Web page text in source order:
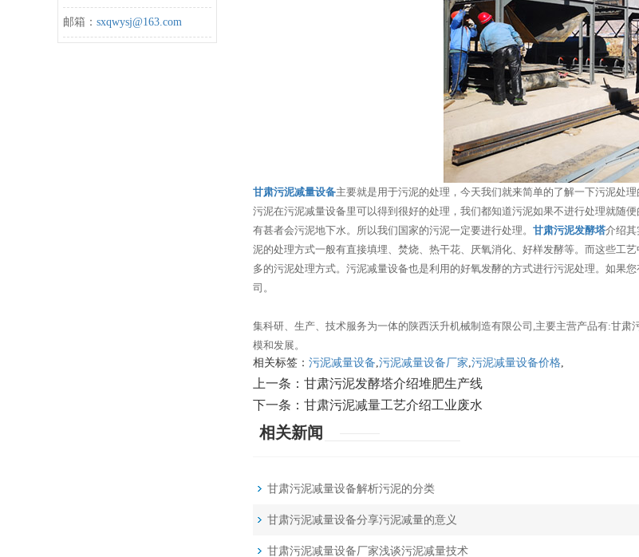
邮箱： sxqwysj@163.com
甘肃污泥减量设备主要就是用于污泥的处理，今天我们就来简单的了解一下污泥处理
污泥在污泥减量设备里可以得到很好的处理，我们都知道污泥如果不进行处理就随
有甚者会污泥地下水。所以我们国家的污泥一定要进行处理。 甘肃污泥发酵塔介绍其
泥的处理方式一般有直接填埋、焚烧、热干花、厌氧消化、好样发酵等。而这些工
多的污泥处理方式。污泥减量设备也是利用的好氧发酵的方式进行污泥处理。如果
司。
集科研、生产、技术服务为一体的陕西沃升机械制造有限公司,主要主营产品有:甘
模和发展。
相关标签： 污泥减量设备,污泥减量设备厂家,污泥减量设备价格,
上一条： 甘肃污泥发酵塔介绍堆肥生产线
下一条： 甘肃污泥减量工艺介绍工业废水
相关新闻
甘肃污泥减量设备解析污泥的分类
甘肃污泥减量设备分享污泥减量的意义
甘肃污泥减量设备厂家浅谈污泥减量技术